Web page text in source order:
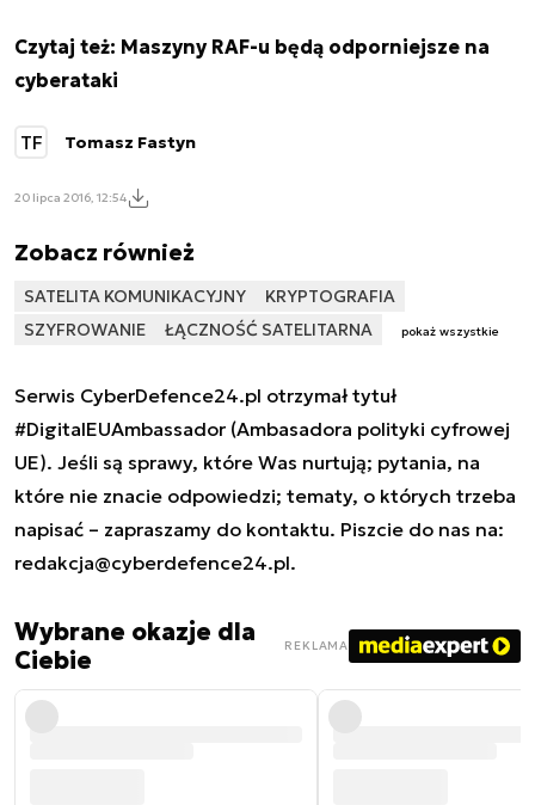
Czytaj też: Maszyny RAF-u będą odporniejsze na
cyberataki
TF Tomasz Fastyn
20 lipca 2016, 12:54
Zobacz również
SATELITA KOMUNIKACYJNY
KRYPTOGRAFIA
SZYFROWANIE
ŁĄCZNOŚĆ SATELITARNA pokaż wszystkie
Serwis CyberDefence24.pl otrzymał tytuł
#DigitalEUAmbassador (Ambasadora polityki cyfrowej
UE). Jeśli są sprawy, które Was nurtują; pytania, na
które nie znacie odpowiedzi; tematy, o których trzeba
napisać – zapraszamy do kontaktu. Piszcie do nas na:
redakcja@cyberdefence24.pl.
Wybrane okazje dla
Ciebie
REKLAMA